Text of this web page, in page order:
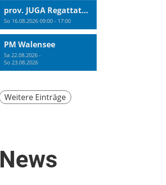
prov. JUGA Regattatraining
So 16.08.2026 09:00 - 17:00
PM Walensee
Sa 22.08.2026 -
So 23.08.2026
Weitere Einträge
News